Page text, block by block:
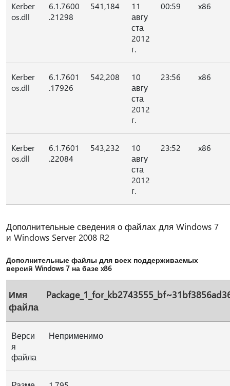
Kerber
os.dll
6.1.7600
.21298
541,184
11
авгу
ста
2012
г.
00:59 x86
Kerber
os.dll
6.1.7601
.17926
542,208
10
авгу
ста
2012
г.
23:56 x86
Kerber
os.dll
6.1.7601
.22084
543,232
10
авгу
ста
2012
г.
23:52 x86
Дополнительные сведения о файлах для Windows 7
и Windows Server 2008 R2
Дополнительные файлы для всех поддерживаемых
версий Windows 7 на базе x86
Имя
файла
Верси
я
файла
Неприменимо